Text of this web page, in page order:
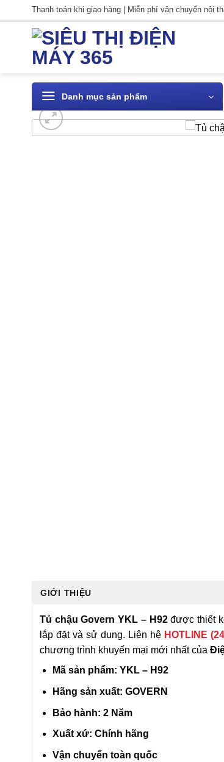
qua
Thanh toán khi giao hàng | Miễn phí vận chuyển nội
Danh mục sản phẩm
GIỚI THIỆU
Tủ chậu Govern YKL – H92được thiết
lắp đặt và sử dụng. Liên hệ HOTLINE
chương trình khuyến mại mới nhất của
Mã sản phẩm: YKL – H92
Hãng sản xuất: GOVERN
Bảo hành: 2 Năm
Xuất xứ: Chính hãng
Vận chuyển toàn quốc